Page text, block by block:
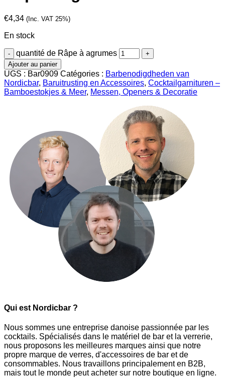
€4,34 (Inc. VAT 25%)
En stock
quantité de Râpe à agrumes
Ajouter au panier
UGS : Bar0909 Catégories : Barbenodigdheden van
Nordicbar, Baruitrusting en Accessoires, Cocktailgarnituren –
Bamboestokjes & Meer, Messen, Openers & Decoratie
Qui est Nordicbar ?
Nous sommes une entreprise danoise passionnée par les
cocktails. Spécialisés dans le matériel de bar et la verrerie,
nous proposons les meilleures marques ainsi que notre
propre marque de verres, d'accessoires de bar et de
consommables. Nous travaillons principalement en B2B,
mais tout le monde peut acheter sur notre boutique en ligne.